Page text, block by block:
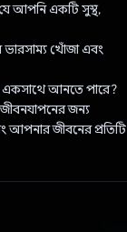
আপনি একটি সুস্থ,
ভারসাম্য খোঁজা এবং
একসাথে আনতে পারে?
জন্য
আপনার জীবনের প্রতিটি